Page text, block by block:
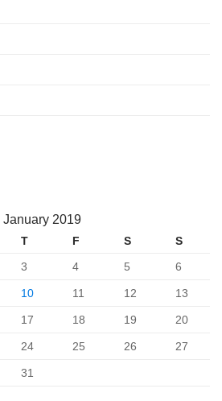
January 2019
T F S
S
3 4 5 6
10 11 12 13
17 18 19 20
24 25 26 27
31